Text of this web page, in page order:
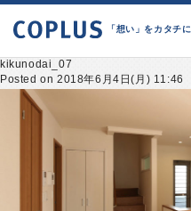
「想い」をカタチに
kikunodai_07
Posted on 2018年6月4日(月) 11:46